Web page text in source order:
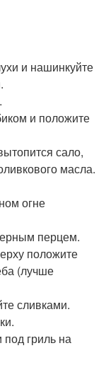
и нашинкуйте
и положите
сало,
масла.
огне
перцем.
положите
(лучше
сливками.
под гриль на